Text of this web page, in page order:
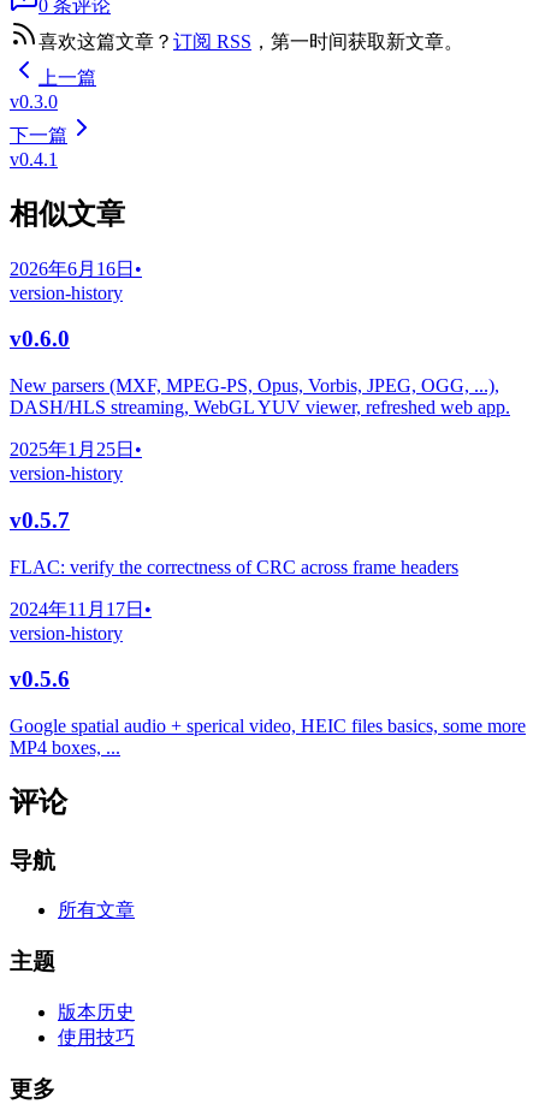
0 条评论
喜欢这篇文章？ 订阅 RSS ，第一时间获取新文章。
上一篇
v0.3.0
下一篇
v0.4.1
相似文章
2026年6月16日 •
version-history
v0.6.0
New parsers (MXF, MPEG-PS, Opus, Vorbis, JPEG, OGG, ...),
DASH/HLS streaming, WebGL YUV viewer, refreshed web app.
2025年1月25日 •
version-history
v0.5.7
FLAC: verify the correctness of CRC across frame headers
2024年11月17日 •
version-history
v0.5.6
Google spatial audio + sperical video, HEIC files basics, some more
MP4 boxes, ...
评论
导航
所有文章
主题
版本历史
使用技巧
更多